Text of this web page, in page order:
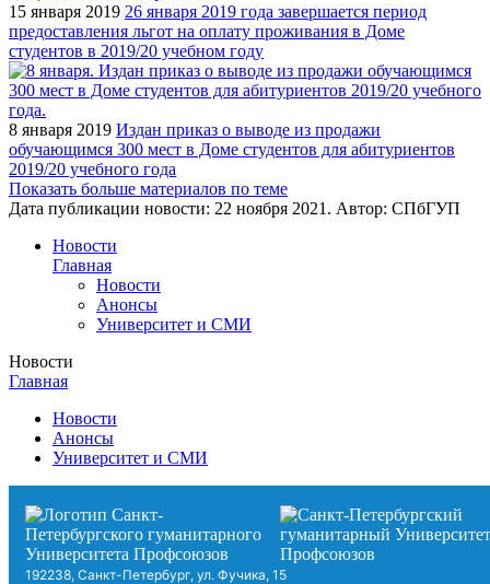
15 января 2019 26 января 2019 года завершается период
предоставления льгот на оплату проживания в Доме
студентов в 2019/20 учебном году
8 января 2019 Издан приказ о выводе из продажи
обучающимся 300 мест в Доме студентов для абитуриентов
2019/20 учебного года
Показать больше материалов по теме
Дата публикации новости: 22 ноября 2021 . Автор: СПбГУП
Новости
Главная
Новости
Анонсы
Университет и СМИ
Новости
Главная
Новости
Анонсы
Университет и СМИ
192238, Санкт-Петербург, ул. Фучика, 15